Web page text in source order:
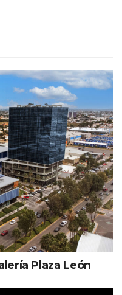
Instagram
Plaza León